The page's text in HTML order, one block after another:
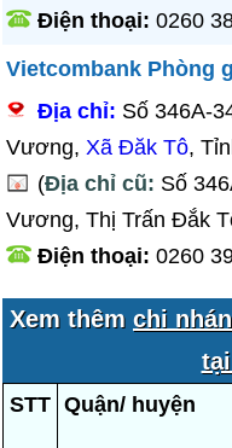
Điện thoại:0260
Vietcombank Phòng
Địa chỉ: Số 346A-
Vương,Xã Đăk Tô,
(Địa chỉ cũ: Số
Vương, Thị Trấn Đắk
Điện thoại:0260
Xem thêm chi
STT Quận/ huyện